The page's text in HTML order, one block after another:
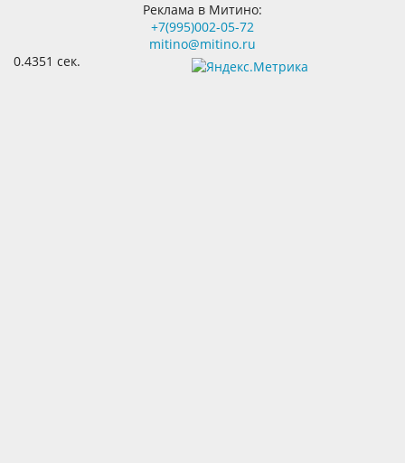
Реклама в Митино:
+7(995)002-05-72
mitino@mitino.ru
0.4351 сек.